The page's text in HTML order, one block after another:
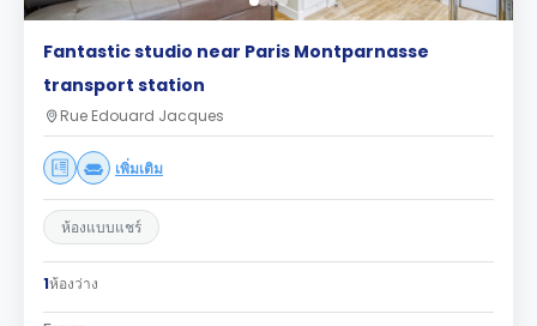
Fantastic studio near Paris Montparnasse
transport station
Rue Edouard Jacques
เพิ่มเติม
ห้องแบบแชร์
1ห้องว่าง